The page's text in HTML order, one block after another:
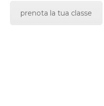
prenota la tua classe